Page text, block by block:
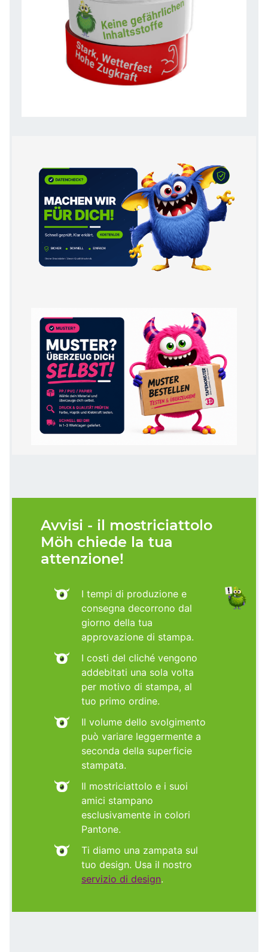
Avvisi - il mostriciattolo
Möh chiede la tua
attenzione!
I tempi di produzione e
consegna decorrono dal
giorno della tua
approvazione di stampa.
I costi del cliché vengono
addebitati una sola volta
per motivo di stampa, al
tuo primo ordine.
Il volume dello svolgimento
può variare leggermente a
seconda della superficie
stampata.
Il mostriciattolo e i suoi
amici stampano
esclusivamente in colori
Pantone.
Ti diamo una zampata sul
tuo design. Usa il nostro
servizio di design.